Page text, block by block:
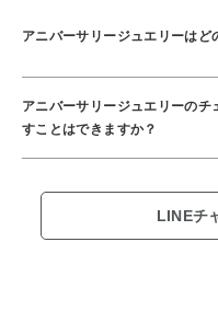
アニバーサリージュエリーはど
アニバーサリージュエリーの
すことはできますか？
LINEチ